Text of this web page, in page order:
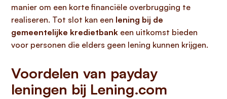
manier om een korte financiële overbrugging te
realiseren. Tot slot kan een lening bij de
gemeentelijke kredietbank een uitkomst bieden
voor personen die elders geen lening kunnen krijgen.
Voordelen van payday
leningen bij Lening.com